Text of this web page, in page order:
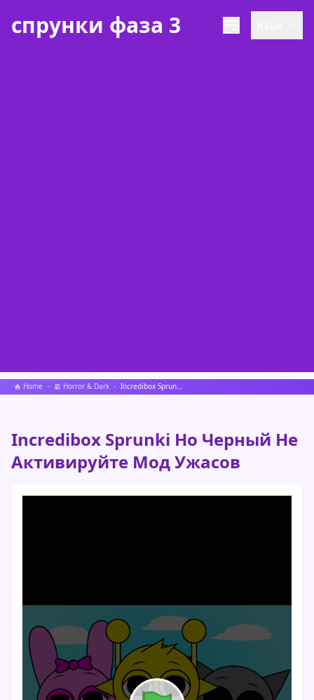
спрунки фаза 3
Home Horror & Dark Incredibox Sprunki Но Черный Не Активируйте Мод Ужасов
Incredibox Sprunki Но Черный Не
Активируйте Мод Ужасов